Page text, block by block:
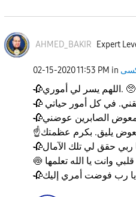
AHMED_BAKIR Expert
‎02-15-202011:53 PM in
🥀
اللهم يسر لي أموري. 🥺
🥀
🥀
☝️يليق. بكرم عظمتك
🥀
🍥
🥀